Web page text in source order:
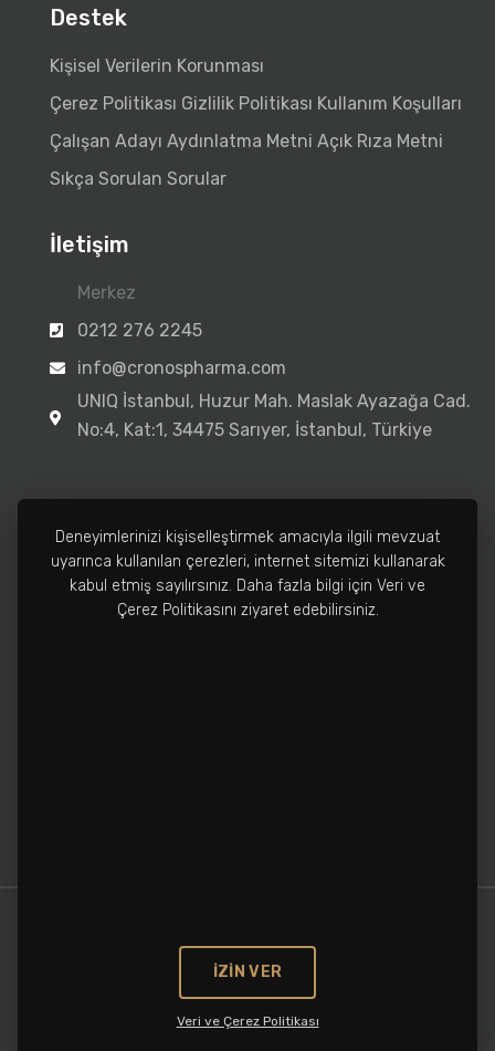
Destek
Kişisel Verilerin Korunması
Çerez Politikası Gizlilik Politikası Kullanım Koşulları
Çalışan Adayı Aydınlatma Metni Açık Rıza Metni
Sıkça Sorulan Sorular
İletişim
Merkez
0212 276 2245
info@cronospharma.com
UNIQ İstanbul, Huzur Mah. Maslak Ayazağa Cad.
No:4, Kat:1, 34475 Sarıyer, İstanbul, Türkiye
Fabrika
0212 502 3810
Deneyimlerinizi kişiselleştirmek amacıyla ilgili mevzuat
uyarınca kullanılan çerezleri, internet sitemizi kullanarak
kabul etmiş sayılırsınız. Daha fazla bilgi için Veri ve
Çerez Politikasını ziyaret edebilirsiniz.
İZİN VER
Veri ve Çerez Politikası